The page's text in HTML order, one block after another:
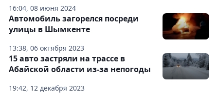
16:04, 08 июня 2024
13:38, 06 октября 2023
Автомобиль загорелся посреди
улицы в Шымкенте
19:42, 12 декабря 2023
15 авто застряли на трассе в
Абайской области из-за непогоды